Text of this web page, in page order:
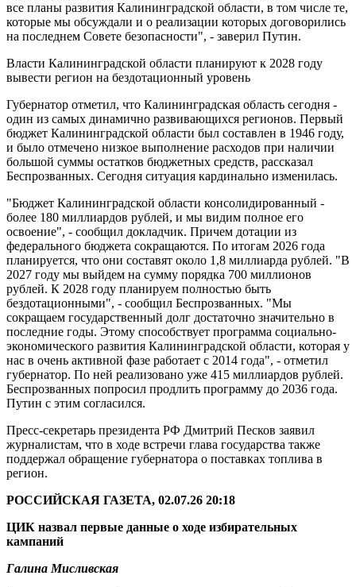
все планы развития Калининградской области, в том числе те,
которые мы обсуждали и о реализации которых договорились
на последнем Совете безопасности", - заверил Путин.
Власти Калининградской области планируют к 2028 году
вывести регион на бездотационный уровень
Губернатор отметил, что Калининградская область сегодня -
один из самых динамично развивающихся регионов. Первый
бюджет Калининградской области был составлен в 1946 году,
и было отмечено низкое выполнение расходов при наличии
большой суммы остатков бюджетных средств, рассказал
Беспрозванных. Сегодня ситуация кардинально изменилась.
"Бюджет Калининградской области консолидированный -
более 180 миллиардов рублей, и мы видим полное его
освоение", - сообщил докладчик. Причем дотации из
федерального бюджета сокращаются. По итогам 2026 года
планируется, что они составят около 1,8 миллиарда рублей. "В
2027 году мы выйдем на сумму порядка 700 миллионов
рублей. К 2028 году планируем полностью быть
бездотационными", - сообщил Беспрозванных. "Мы
сокращаем государственный долг достаточно значительно в
последние годы. Этому способствует программа социально-
экономического развития Калининградской области, которая у
нас в очень активной фазе работает с 2014 года", - отметил
губернатор. По ней реализовано уже 415 миллиардов рублей.
Беспрозванных попросил продлить программу до 2036 года.
Путин с этим согласился.
Пресс-секретарь президента РФ Дмитрий Песков заявил
журналистам, что в ходе встречи глава государства также
поддержал обращение губернатора о поставках топлива в
регион.
РОССИЙСКАЯ ГАЗЕТА, 02.07.26 20:18
ЦИК назвал первые данные о ходе избирательных
кампаний
Галина Мисливская